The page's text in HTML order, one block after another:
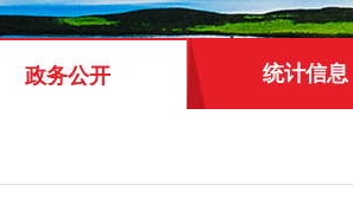
政务公开 统计信息